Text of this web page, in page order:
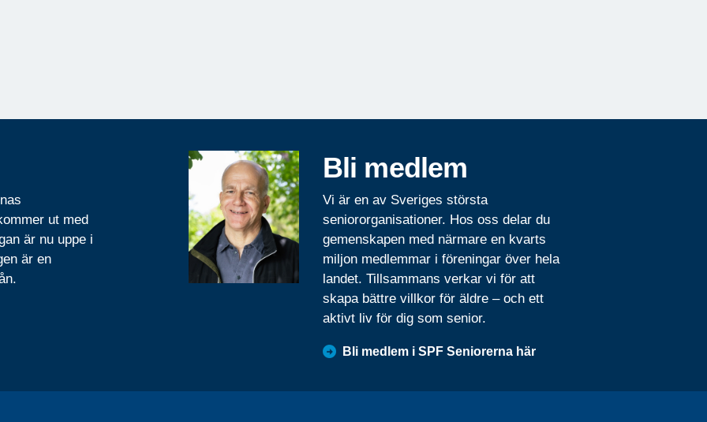
ut med
är nu uppe i
är en
Bli medlem
Vi är en av Sveriges största
seniororganisationer. Hos oss delar du
gemenskapen med närmare en kvarts
miljon medlemmar i föreningar över hela
landet. Tillsammans verkar vi för att
skapa bättre villkor för äldre – och ett
aktivt liv för dig som senior.
Bli medlem i SPF Seniorerna här